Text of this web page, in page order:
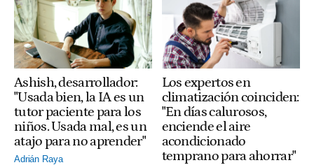
Ashish, desarrollador:
"Usada bien, la IA es un
tutor paciente para los
niños. Usada mal, es un
atajo para no aprender"
Adrián Raya
Los expertos en
climatización coinciden:
"En días calurosos,
enciende el aire
acondicionado
temprano para ahorrar"